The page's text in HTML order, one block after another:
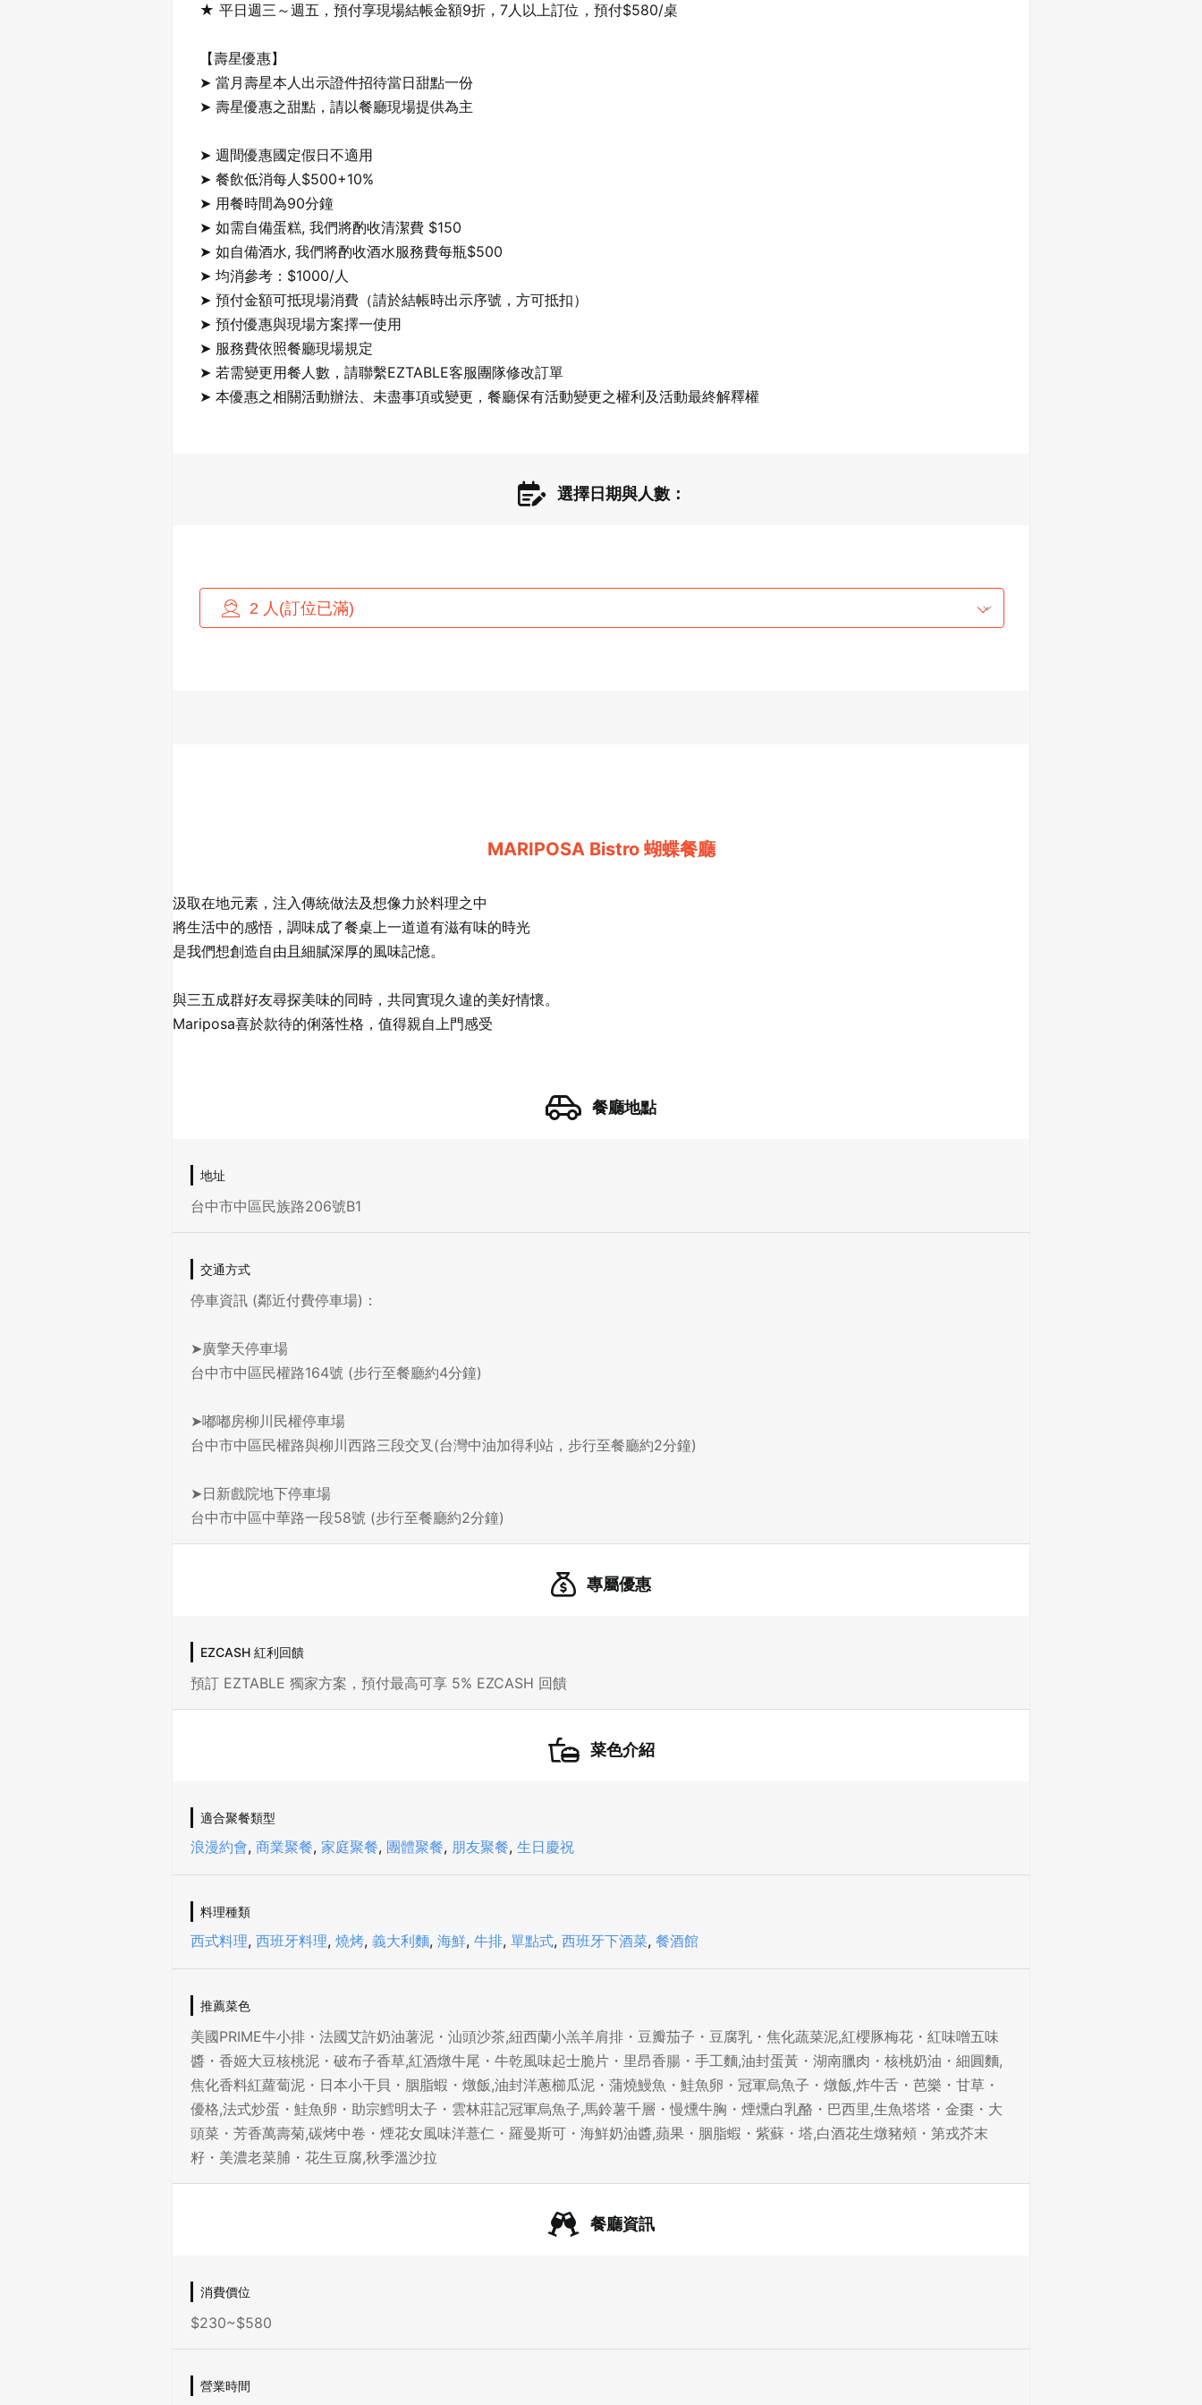
★ 平日週三～週五，預付享現場結帳金額9折，7人以上訂位，預付$580/桌
【壽星優惠】
➤ 當月壽星本人出示證件招待當日甜點一份
➤ 壽星優惠之甜點，請以餐廳現場提供為主
➤ 週間優惠國定假日不適用
➤ 餐飲低消每人$500+10%
➤ 用餐時間為90分鐘
➤ 如需自備蛋糕, 我們將酌收清潔費 $150
➤ 如自備酒水, 我們將酌收酒水服務費每瓶$500
➤ 均消參考：$1000/人
➤ 預付金額可抵現場消費（請於結帳時出示序號，方可抵扣）
➤ 預付優惠與現場方案擇一使用
➤ 服務費依照餐廳現場規定
➤ 若需變更用餐人數，請聯繫EZTABLE客服團隊修改訂單
➤ 本優惠之相關活動辦法、未盡事項或變更，餐廳保有活動變更之權利及活動最終解釋權
選擇日期與人數：
MARIPOSA Bistro 蝴蝶餐廳
汲取在地元素，注入傳統做法及想像力於料理之中
將生活中的感悟，調味成了餐桌上一道道有滋有味的時光
是我們想創造自由且細膩深厚的風味記憶。
與三五成群好友尋探美味的同時，共同實現久違的美好情懷。
Mariposa喜於款待的俐落性格，值得親自上門感受
餐廳地點
地址
台中市中區民族路206號B1
交通方式
停車資訊 (鄰近付費停車場)：
➤廣擎天停車場
台中市中區民權路164號 (步行至餐廳約4分鐘)
➤嘟嘟房柳川民權停車場
台中市中區民權路與柳川西路三段交叉(台灣中油加得利站，步行至餐廳約2分鐘)
➤日新戲院地下停車場
台中市中區中華路一段58號 (步行至餐廳約2分鐘)
專屬優惠
EZCASH 紅利回饋
預訂 EZTABLE 獨家方案，預付最高可享 5% EZCASH 回饋
菜色介紹
適合聚餐類型
浪漫約會, 商業聚餐, 家庭聚餐, 團體聚餐, 朋友聚餐, 生日慶祝
料理種類
西式料理, 西班牙料理, 燒烤, 義大利麵, 海鮮, 牛排, 單點式, 西班牙下酒菜, 餐酒館
推薦菜色
美國PRIME牛小排・法國艾許奶油薯泥・汕頭沙茶,紐西蘭小羔羊肩排・豆瓣茄子・豆腐乳・焦化蔬菜泥,紅櫻豚梅花・紅味噌五味
醬・香姬大豆核桃泥・破布子香草,紅酒燉牛尾・牛乾風味起士脆片・里昂香腸・手工麵,油封蛋黃・湖南臘肉・核桃奶油・細圓麵,
焦化香料紅蘿蔔泥・日本小干貝・胭脂蝦・燉飯,油封洋蔥櫛瓜泥・蒲燒鰻魚・鮭魚卵・冠軍烏魚子・燉飯,炸牛舌・芭樂・甘草・
優格,法式炒蛋・鮭魚卵・助宗鱈明太子・雲林莊記冠軍烏魚子,馬鈴薯千層・慢燻牛胸・煙燻白乳酪・巴西里,生魚塔塔・金棗・大
頭菜・芳香萬壽菊,碳烤中卷・煙花女風味洋薏仁・羅曼斯可・海鮮奶油醬,蘋果・胭脂蝦・紫蘇・塔,白酒花生燉豬頰・第戎芥末
籽・美濃老菜脯・花生豆腐,秋季溫沙拉
餐廳資訊
消費價位
$230~$580
營業時間